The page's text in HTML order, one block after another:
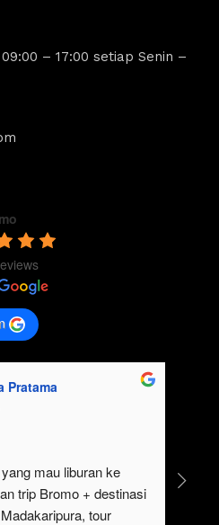
– 17:00 setiap Senin –
Pratama
mau liburan ke
trip Bromo + destinasi
tour